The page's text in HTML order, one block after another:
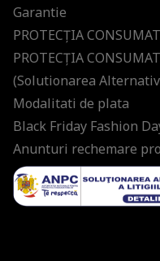
Garantie
PROTECŢIA
PROTECŢIA
(Solutionarea
Modalitati de plata
Black Friday Fashion
Anunturi rechemare